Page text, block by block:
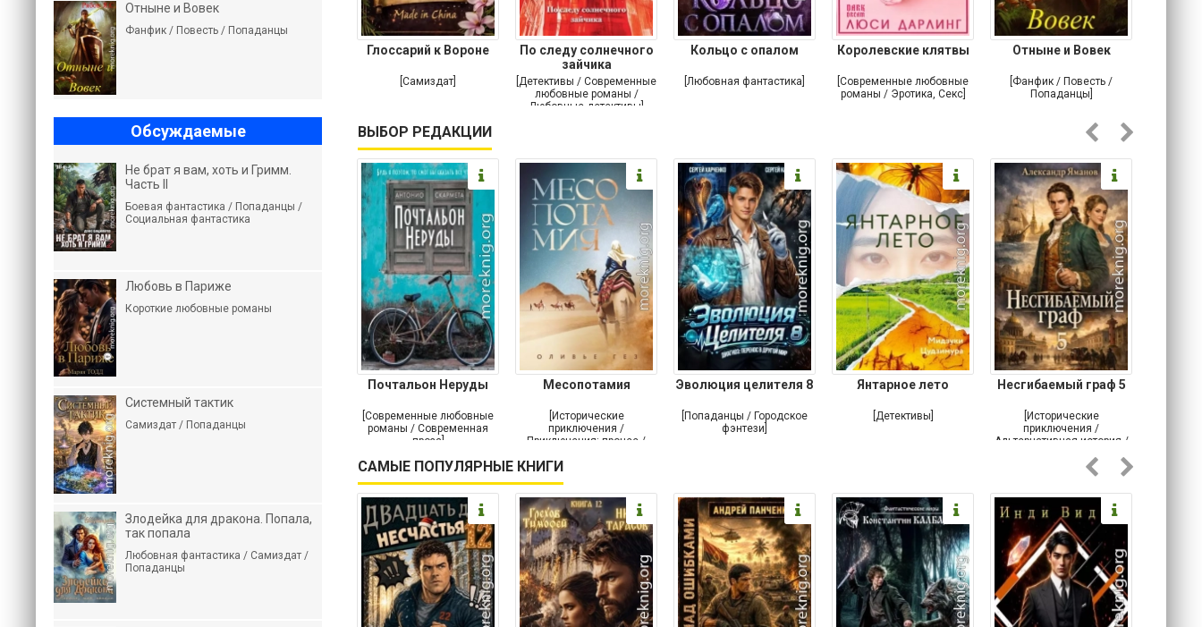
Глоссарий к Вороне
[Самиздат]
По следу солнечного
зайчика
[Детективы / Современные
любовные романы /
Любовные детективы]
Кольцо с опалом
[Любовная фантастика]
Королевские клятвы
[Современные любовные
романы / Эротика, Секс]
Отныне и Вовек
[Фанфик / Повесть /
Попаданцы]
ВЫБОР РЕДАКЦИИ
Почтальон Неруды
[Современные любовные
романы / Современная
проза]
Месопотамия
[Исторические
приключения /
Приключения: прочее /
Историческая проза]
Эволюция целителя 8
[Попаданцы / Городское
фэнтези]
Янтарное лето
[Детективы]
Несгибаемый граф 5
[Исторические
приключения /
Альтернативная история /
САМЫЕ ПОПУЛЯРНЫЕ КНИГИ
Отныне и Вовек
Фанфик / Повесть / Попаданцы
Обсуждаемые
Не брат я вам, хоть и Гримм.
Часть II
Боевая фантастика / Попаданцы /
Социальная фантастика
Любовь в Париже
Короткие любовные романы
Системный тактик
Самиздат / Попаданцы
Злодейка для дракона. Попала,
так попала
Любовная фантастика / Самиздат /
Попаданцы